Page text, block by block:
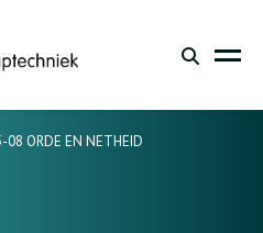
08 ORDE EN NETHEID